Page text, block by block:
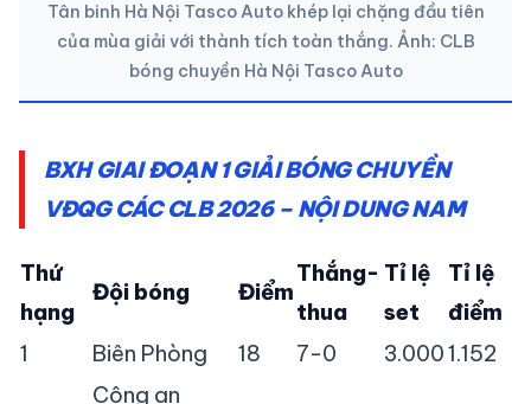
Tân binh Hà Nội Tasco Auto khép lại chặng đầu tiên
của mùa giải với thành tích toàn thắng. Ảnh: CLB
bóng chuyền Hà Nội Tasco Auto
BXH GIAI ĐOẠN 1 GIẢI BÓNG CHUYỀN
VĐQG CÁC CLB 2026 – NỘI DUNG NAM
Thứ
hạng
Đội bóng Điểm
Thắng-
thua
Tỉ lệ
set
Tỉ lệ
điểm
1
Biên Phòng 18 7-0 3.0001.152
Công an